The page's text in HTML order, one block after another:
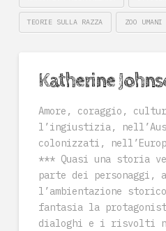
TEORIE SULLA RAZZA ZOO UMANI
Katherine
Amore, coraggio,
l’ingiustizia,
colonizzati,
*** Quasi una storia
parte dei personaggi,
l’ambientazione
fantasia la
dialoghi e i risvolti